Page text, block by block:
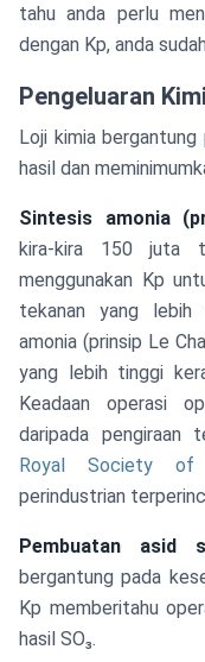
tahu anda perlu
dengan Kp, anda
Pengeluaran
Loji kimia bergantung
hasil dan
Sintesis amonia
kira-kira 150 juta
menggunakan Kp
tekanan yang lebih
amonia (prinsip Le
yang lebih tinggi
Keadaan operasi
daripada pengiraan
Royal Society of
perindustrian
Pembuatan asid
bergantung pada
Kp memberitahu
hasil SO₃.